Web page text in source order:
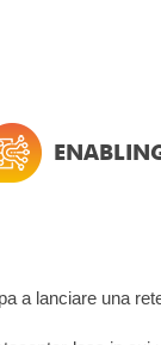
a lanciare una